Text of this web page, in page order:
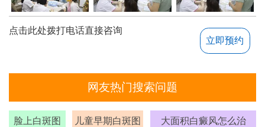
点击此处拨打电话直接咨询
立即预约
网友热门搜索问题
脸上白斑图 儿童早期白斑图 大面积白癜风怎么治